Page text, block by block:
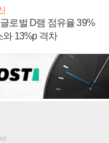
로벌 D램 점유율 39%
와 13%p 격차